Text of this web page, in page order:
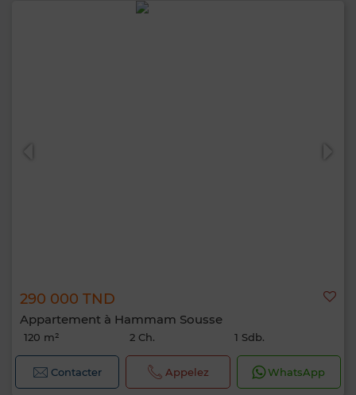
290 000 TND
Appartement à Hammam Sousse
120 m² 2 Ch. 1 Sdb.
Contacter Appelez WhatsApp